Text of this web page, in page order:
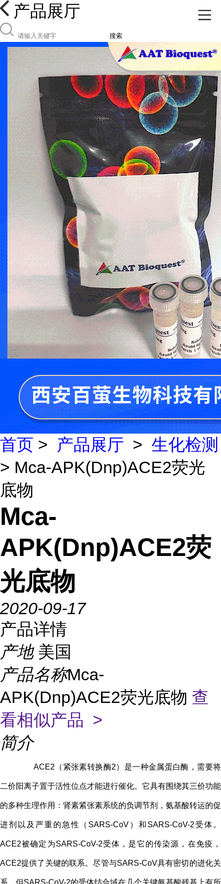
产品展厅
搜索
首页 > 产品展厅 > 生化检测
> Mca-APK(Dnp)ACE2荧光
底物
Mca-
APK(Dnp)ACE2荧
光底物
2020-09-17
产品详情
产地 美国
产品名称Mca-
APK(Dnp)ACE2荧光底物 查
看相似产品 >
简介
ACE2（紧张素转换酶2）是一种金属蛋白酶，需要将
二价阳离子置于活性位点才能进行催化。它具有围绕其三价功能
的多种生理作用：肾素紧张素系统的负调节剂，氨基酸转运的促
进剂以及严重的急性（SARS-CoV）和SARS-CoV-2受体。
ACE2被确定为SARS-CoV-2受体，是它的传染源，在免疫，
ACE2提供了关键的联系。尽管与SARS-CoV具有密切的进化关
系，但SARS-CoV-2的受体结合域在几个关键氨基酸残基上有所